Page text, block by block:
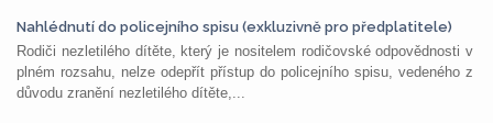
Nahlédnutí do policejního spisu (exkluzivně pro předplatitele)
Rodiči nezletilého dítěte, který je nositelem rodičovské odpovědnosti v
plném rozsahu, nelze odepřít přístup do policejního spisu, vedeného z
důvodu zranění nezletilého dítěte,...